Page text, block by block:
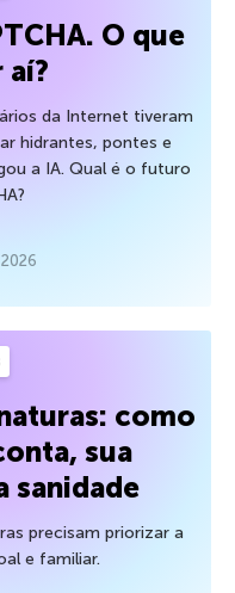
O que
aí?
da Internet tiveram
hidrantes, pontes e
a IA. Qual é o futuro
como
sua
sanidade
precisam priorizar a
e familiar.